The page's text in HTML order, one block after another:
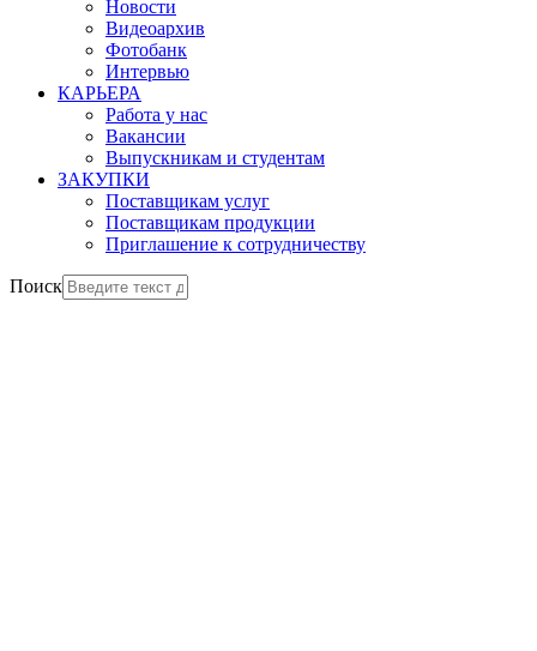
Новости
Видеоархив
Фотобанк
Интервью
КАРЬЕРА
Работа у нас
Вакансии
Выпускникам и студентам
ЗАКУПКИ
Поставщикам услуг
Поставщикам продукции
Приглашение к сотрудничеству
Поиск